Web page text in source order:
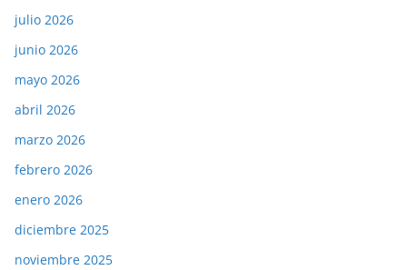
julio 2026
junio 2026
mayo 2026
abril 2026
marzo 2026
febrero 2026
enero 2026
diciembre 2025
noviembre 2025